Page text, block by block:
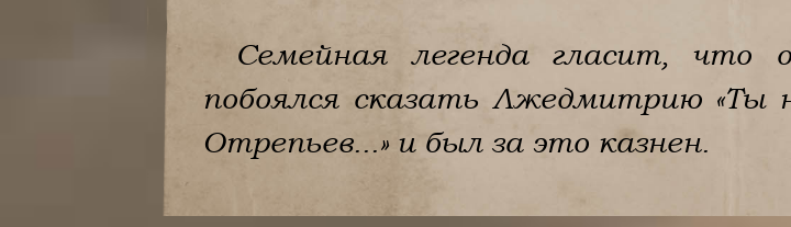
Семейная легенда гласит, что
побоялся сказать Лжедмитрию
Отрепьев...» и был за это казнен.